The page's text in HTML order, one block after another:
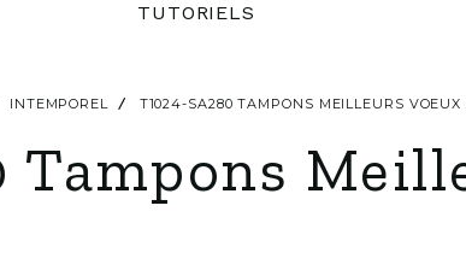
TUTORIELS
INTEMPOREL T1024-SA280 TAMPONS MEILLEURS VOEUX
Tampons